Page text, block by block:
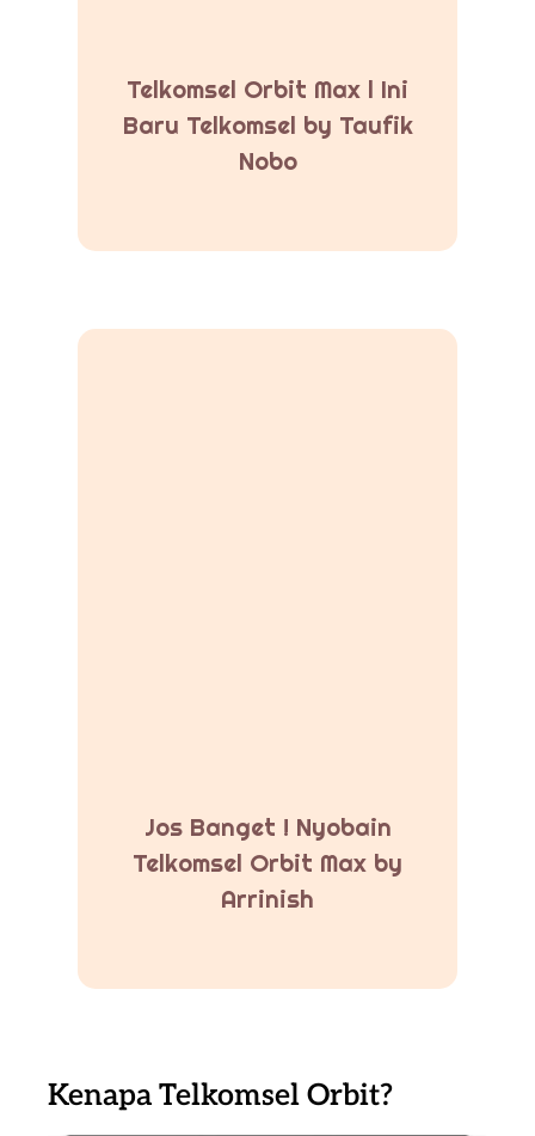
Telkomsel Orbit Max l Ini
Baru Telkomsel by Taufik
Nobo
Jos Banget ! Nyobain
Telkomsel Orbit Max by
Arrinish
Kenapa Telkomsel Orbit?